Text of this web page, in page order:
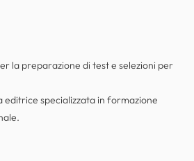
la preparazione di test e selezioni per
editrice specializzata in formazione